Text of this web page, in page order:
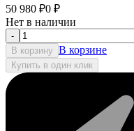
50 980 ₽0 ₽
Нет в наличии
-
В корзину В корзине
Купить в один клик